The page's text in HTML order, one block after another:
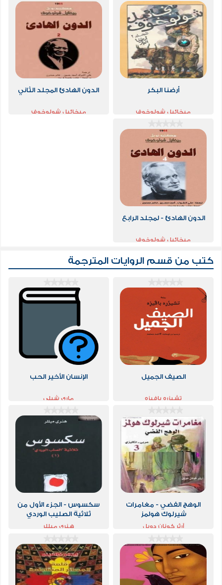
أرضنا البكر
ميخائيل شولوخوف
الدون الهادئ المجلد الثاني
ميخائيل شولوخوف
الدون الهادئ - لمجلد الرابع
ميخائيل شولوخوف
كتب من قسم الروايات المترجمة
الصيف الجميل
تشيزره بافيزه
الإنسان الأخير الحب
ماري شيلي
الوهج الفضي - مغامرات
شيرلوك هولمز
آرثر كونان دويل
سكسوس - الجزء الأول من
ثلاثية الصليب الوردي
هنري ميللر